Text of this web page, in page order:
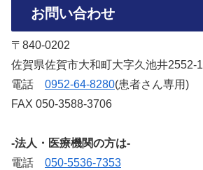
お問い合わせ
〒840-0202
佐賀県佐賀市大和町大字久池井2552-1
電話 ‭0952-64-8280‬(患者さん専用)
FAX 050-3588-3706‬
-法人・医療機関の方は-
電話 050-5536-7353‬